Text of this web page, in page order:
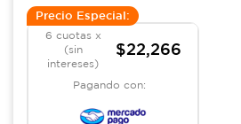
Precio Especial:
6 cuotas x
(sin
intereses)
$22,266
Pagando con: